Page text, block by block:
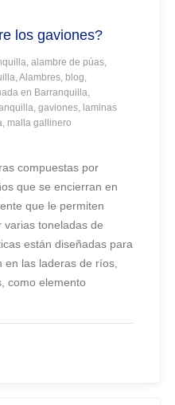
los gaviones?
alambre de púas,
Alambres, blog,
en Barranquilla,
gaviones, laminas
malla gallinero
compuestas por
que se encierran en
que le permiten
varias toneladas de
están diseñadas para
las laderas de ríos,
como elemento